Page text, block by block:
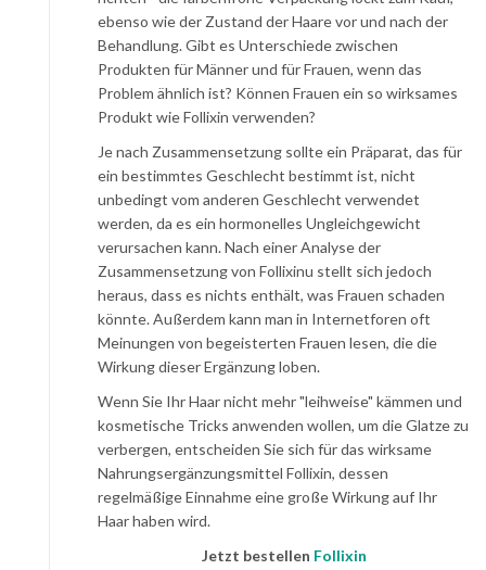
ebenso wie der Zustand der Haare vor und nach der
Behandlung. Gibt es Unterschiede zwischen
Produkten für Männer und für Frauen, wenn das
Problem ähnlich ist? Können Frauen ein so wirksames
Produkt wie Follixin verwenden?
Je nach Zusammensetzung sollte ein Präparat, das für
ein bestimmtes Geschlecht bestimmt ist, nicht
unbedingt vom anderen Geschlecht verwendet
werden, da es ein hormonelles Ungleichgewicht
verursachen kann. Nach einer Analyse der
Zusammensetzung von Follixinu stellt sich jedoch
heraus, dass es nichts enthält, was Frauen schaden
könnte. Außerdem kann man in Internetforen oft
Meinungen von begeisterten Frauen lesen, die die
Wirkung dieser Ergänzung loben.
Wenn Sie Ihr Haar nicht mehr "leihweise" kämmen und
kosmetische Tricks anwenden wollen, um die Glatze zu
verbergen, entscheiden Sie sich für das wirksame
Nahrungsergänzungsmittel Follixin, dessen
regelmäßige Einnahme eine große Wirkung auf Ihr
Haar haben wird.
Jetzt bestellen Follixin